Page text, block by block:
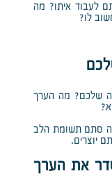
לעבוד איתו? מה
לו?
שלכם? מה הערך
זה סתם תשומת הלב
יוצרים.
משדר את הערך